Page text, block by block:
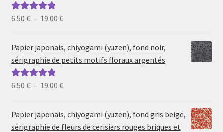
Note5.00sur
6.50 € – 19.00 €Plage
prix :
6.50 €
19.00 €
Papier japonais, chiyogami (yuzen), fond noir,
sérigraphie de petits motifs floraux argentés
Note5.00sur
6.50 € – 19.00 €Plage
prix :
6.50 €
Papier japonais, chiyogami (yuzen), fond gris beige,
sérigraphie de fleurs de cerisiers rouges briques et